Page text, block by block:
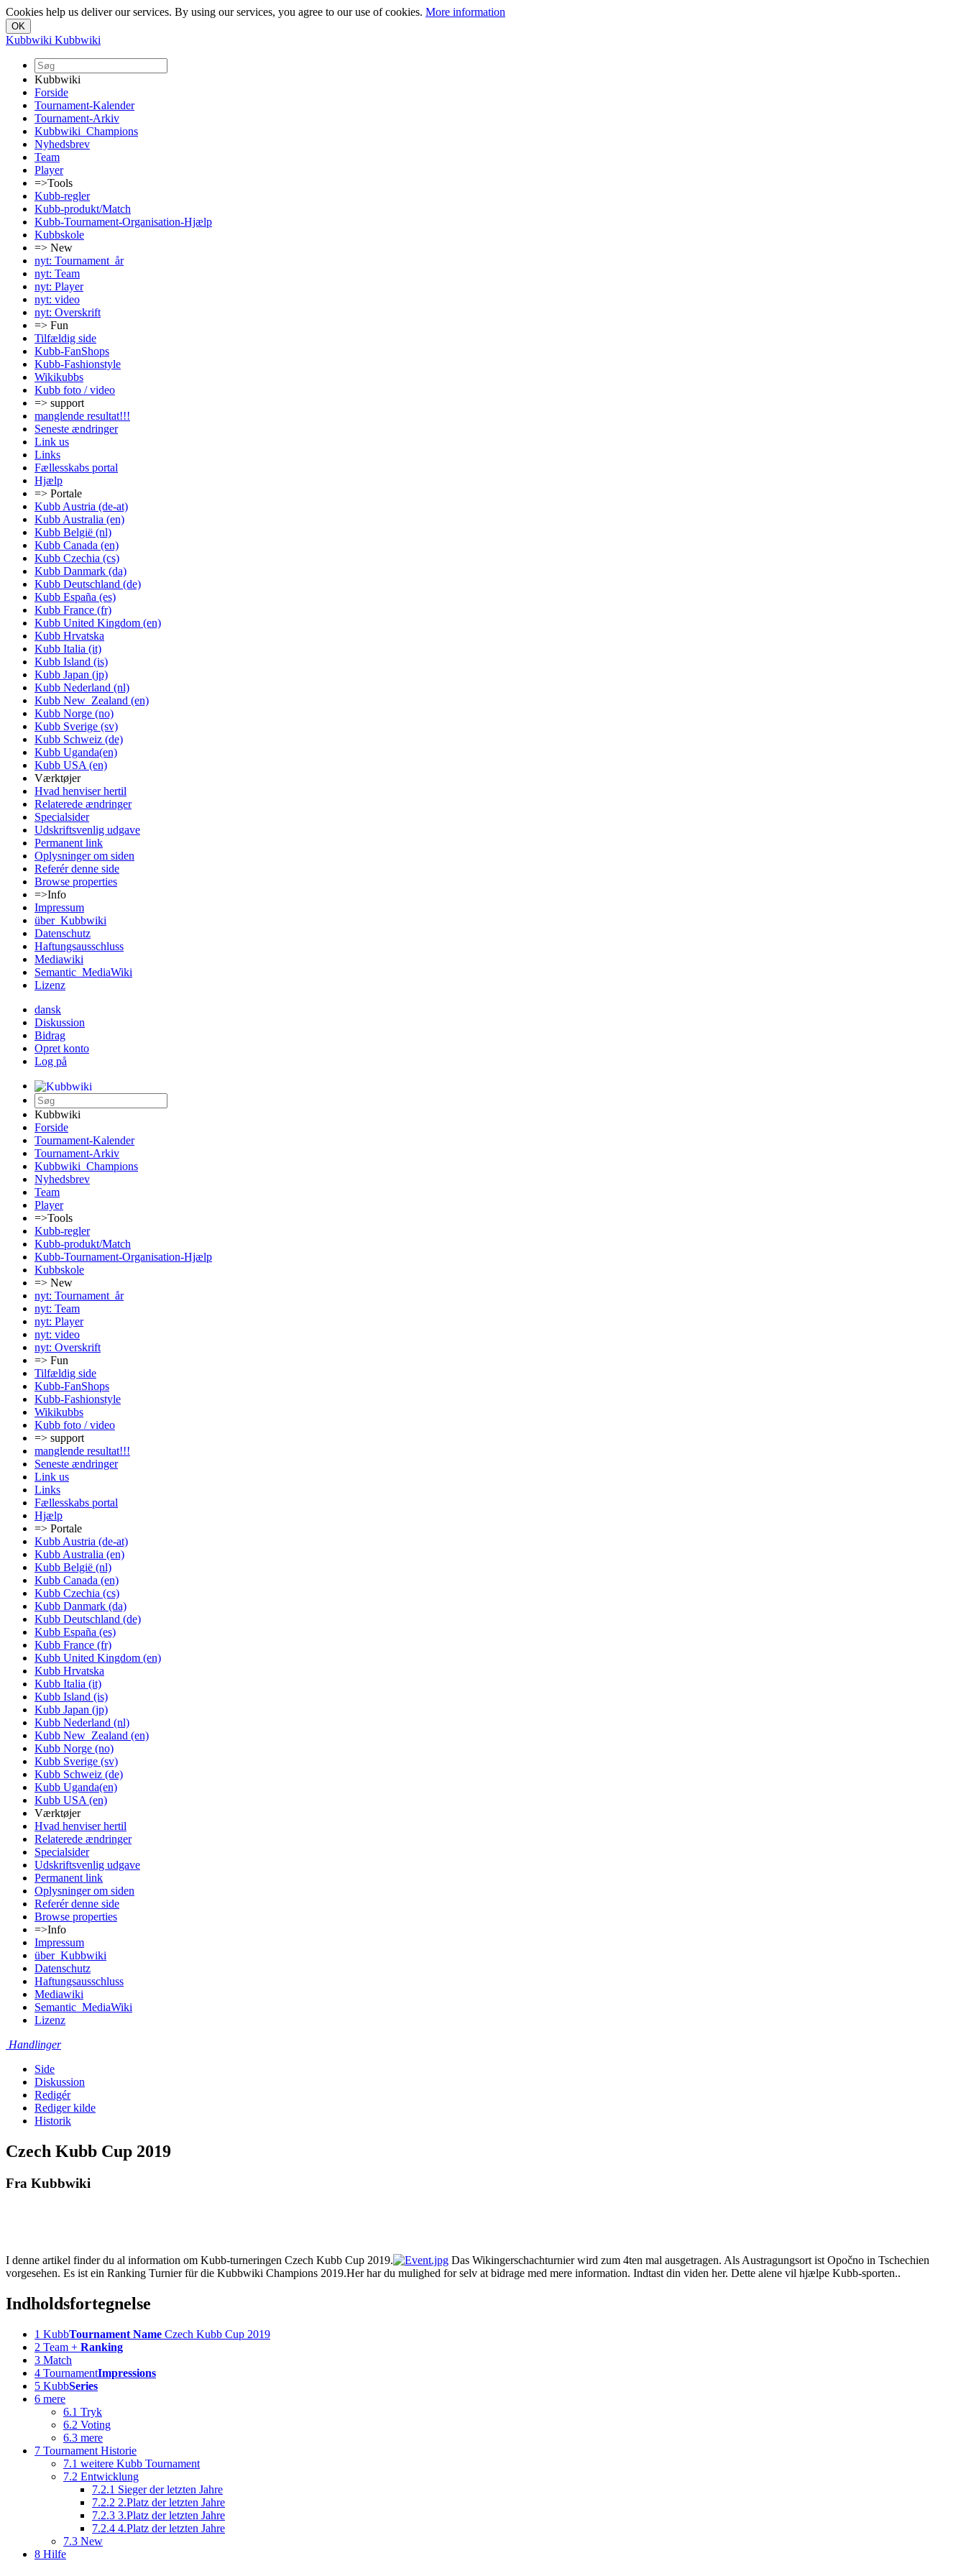
Cookies help us deliver our services. By using our services, you agree to our use of cookies. More information
Kubbwiki Kubbwiki
Kubbwiki
Forside
Tournament-Kalender
Tournament-Arkiv
Kubbwiki_Champions
Nyhedsbrev
Team
Player
=>Tools
Kubb-regler
Kubb-produkt/Match
Kubb-Tournament-Organisation-Hjælp
Kubbskole
=> New
nyt: Tournament_år
nyt: Team
nyt: Player
nyt: video
nyt: Overskrift
=> Fun
Tilfældig side
Kubb-FanShops
Kubb-Fashionstyle
Wikikubbs
Kubb foto / video
=> support
manglende resultat!!!
Seneste ændringer
Link us
Links
Fællesskabs portal
Hjælp
=> Portale
Kubb Austria (de-at)
Kubb Australia (en)
Kubb België (nl)
Kubb Canada (en)
Kubb Czechia (cs)
Kubb Danmark (da)
Kubb Deutschland (de)
Kubb España (es)
Kubb France (fr)
Kubb United Kingdom (en)
Kubb Hrvatska
Kubb Italia (it)
Kubb Island (is)
Kubb Japan (jp)
Kubb Nederland (nl)
Kubb New_Zealand (en)
Kubb Norge (no)
Kubb Sverige (sv)
Kubb Schweiz (de)
Kubb Uganda(en)
Kubb USA (en)
Værktøjer
Hvad henviser hertil
Relaterede ændringer
Specialsider
Udskriftsvenlig udgave
Permanent link
Oplysninger om siden
Referér denne side
Browse properties
=>Info
Impressum
über_Kubbwiki
Datenschutz
Haftungsausschluss
Mediawiki
Semantic_MediaWiki
Lizenz
dansk
Diskussion
Bidrag
Opret konto
Log på
Kubbwiki
Forside
Tournament-Kalender
Tournament-Arkiv
Kubbwiki_Champions
Nyhedsbrev
Team
Player
=>Tools
Kubb-regler
Kubb-produkt/Match
Kubb-Tournament-Organisation-Hjælp
Kubbskole
=> New
nyt: Tournament_år
nyt: Team
nyt: Player
nyt: video
nyt: Overskrift
=> Fun
Tilfældig side
Kubb-FanShops
Kubb-Fashionstyle
Wikikubbs
Kubb foto / video
=> support
manglende resultat!!!
Seneste ændringer
Link us
Links
Fællesskabs portal
Hjælp
=> Portale
Kubb Austria (de-at)
Kubb Australia (en)
Kubb België (nl)
Kubb Canada (en)
Kubb Czechia (cs)
Kubb Danmark (da)
Kubb Deutschland (de)
Kubb España (es)
Kubb France (fr)
Kubb United Kingdom (en)
Kubb Hrvatska
Kubb Italia (it)
Kubb Island (is)
Kubb Japan (jp)
Kubb Nederland (nl)
Kubb New_Zealand (en)
Kubb Norge (no)
Kubb Sverige (sv)
Kubb Schweiz (de)
Kubb Uganda(en)
Kubb USA (en)
Værktøjer
Hvad henviser hertil
Relaterede ændringer
Specialsider
Udskriftsvenlig udgave
Permanent link
Oplysninger om siden
Referér denne side
Browse properties
=>Info
Impressum
über_Kubbwiki
Datenschutz
Haftungsausschluss
Mediawiki
Semantic_MediaWiki
Lizenz
Handlinger
Side
Diskussion
Redigér
Rediger kilde
Historik
Czech Kubb Cup 2019
Fra Kubbwiki
I denne artikel finder du al information om Kubb-turneringen Czech Kubb Cup 2019.
Das Wikingerschachturnier wird zum 4ten mal ausgetragen. Als Austragungsort ist Opočno in Tschechien
vorgesehen. Es ist ein Ranking Turnier für die Kubbwiki Champions 2019.Her har du mulighed for selv at bidrage med mere information. Indtast din viden her. Dette alene vil hjælpe Kubb-sporten..
Indholdsfortegnelse
1 KubbTournament Name Czech Kubb Cup 2019
2 Team + Ranking
3 Match
4 TournamentImpressions
5 KubbSeries
6 mere
6.1 Tryk
6.2 Voting
6.3 mere
7 Tournament Historie
7.1 weitere Kubb Tournament
7.2 Entwicklung
7.2.1 Sieger der letzten Jahre
7.2.2 2.Platz der letzten Jahre
7.2.3 3.Platz der letzten Jahre
7.2.4 4.Platz der letzten Jahre
7.3 New
8 Hilfe